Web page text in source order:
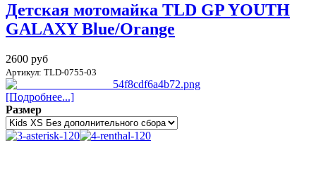
Детская мотомайка TLD GP YOUTH
GALAXY Blue/Orange
2600 руб
Артикул: TLD-0755-03
[Подробнее...]
Размер